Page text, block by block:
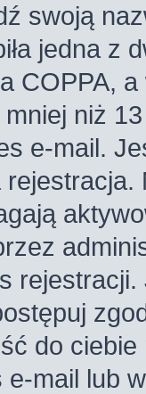
swoją
jedna z
COPPA,
niż
e-mail.
rejestracji.
do ciebie
e-mail lub